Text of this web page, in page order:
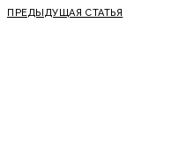
ПРЕДЫДУЩАЯ СТАТЬЯ